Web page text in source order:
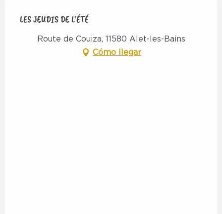
LES JEUDIS DE L'ÉTÉ
Route de Couiza, 11580 Alet-les-Bains
Cómo llegar